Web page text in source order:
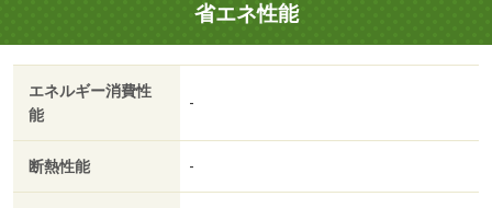
省エネ性能
エネルギー消費性
能
-
断熱性能 -